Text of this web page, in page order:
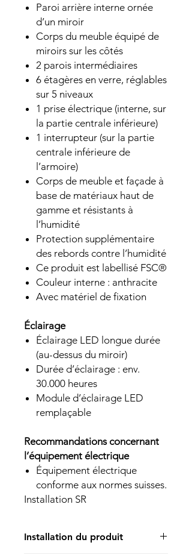
Paroi arrière interne ornée
d’un miroir
Corps du meuble équipé de
miroirs sur les côtés
2 parois intermédiaires
6 étagères en verre, réglables
sur 5 niveaux
1 prise électrique (interne, sur
la partie centrale inférieure)
1 interrupteur (sur la partie
centrale inférieure de
l’armoire)
Corps de meuble et façade à
base de matériaux haut de
gamme et résistants à
l’humidité
Protection supplémentaire
des rebords contre l’humidité
Ce produit est labellisé FSC®
Couleur interne : anthracite
Avec matériel de fixation
Éclairage
Éclairage LED longue durée
(au-dessus du miroir)
Durée d’éclairage : env.
30.000 heures
Module d’éclairage LED
remplaçable
Recommandations concernant
l’équipement électrique
Équipement électrique
conforme aux normes suisses.
Installation SR
Installation du produit